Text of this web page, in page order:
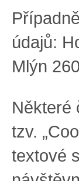
údajů:
Mlýn 260
Některé
tzv.
textové